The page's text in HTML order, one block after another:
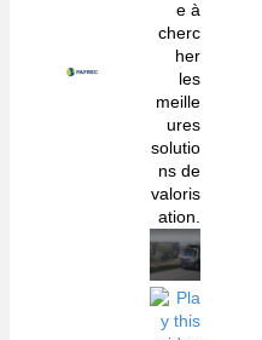
e à
cherc
her
les
meille
ures
solutio
ns de
valoris
ation.